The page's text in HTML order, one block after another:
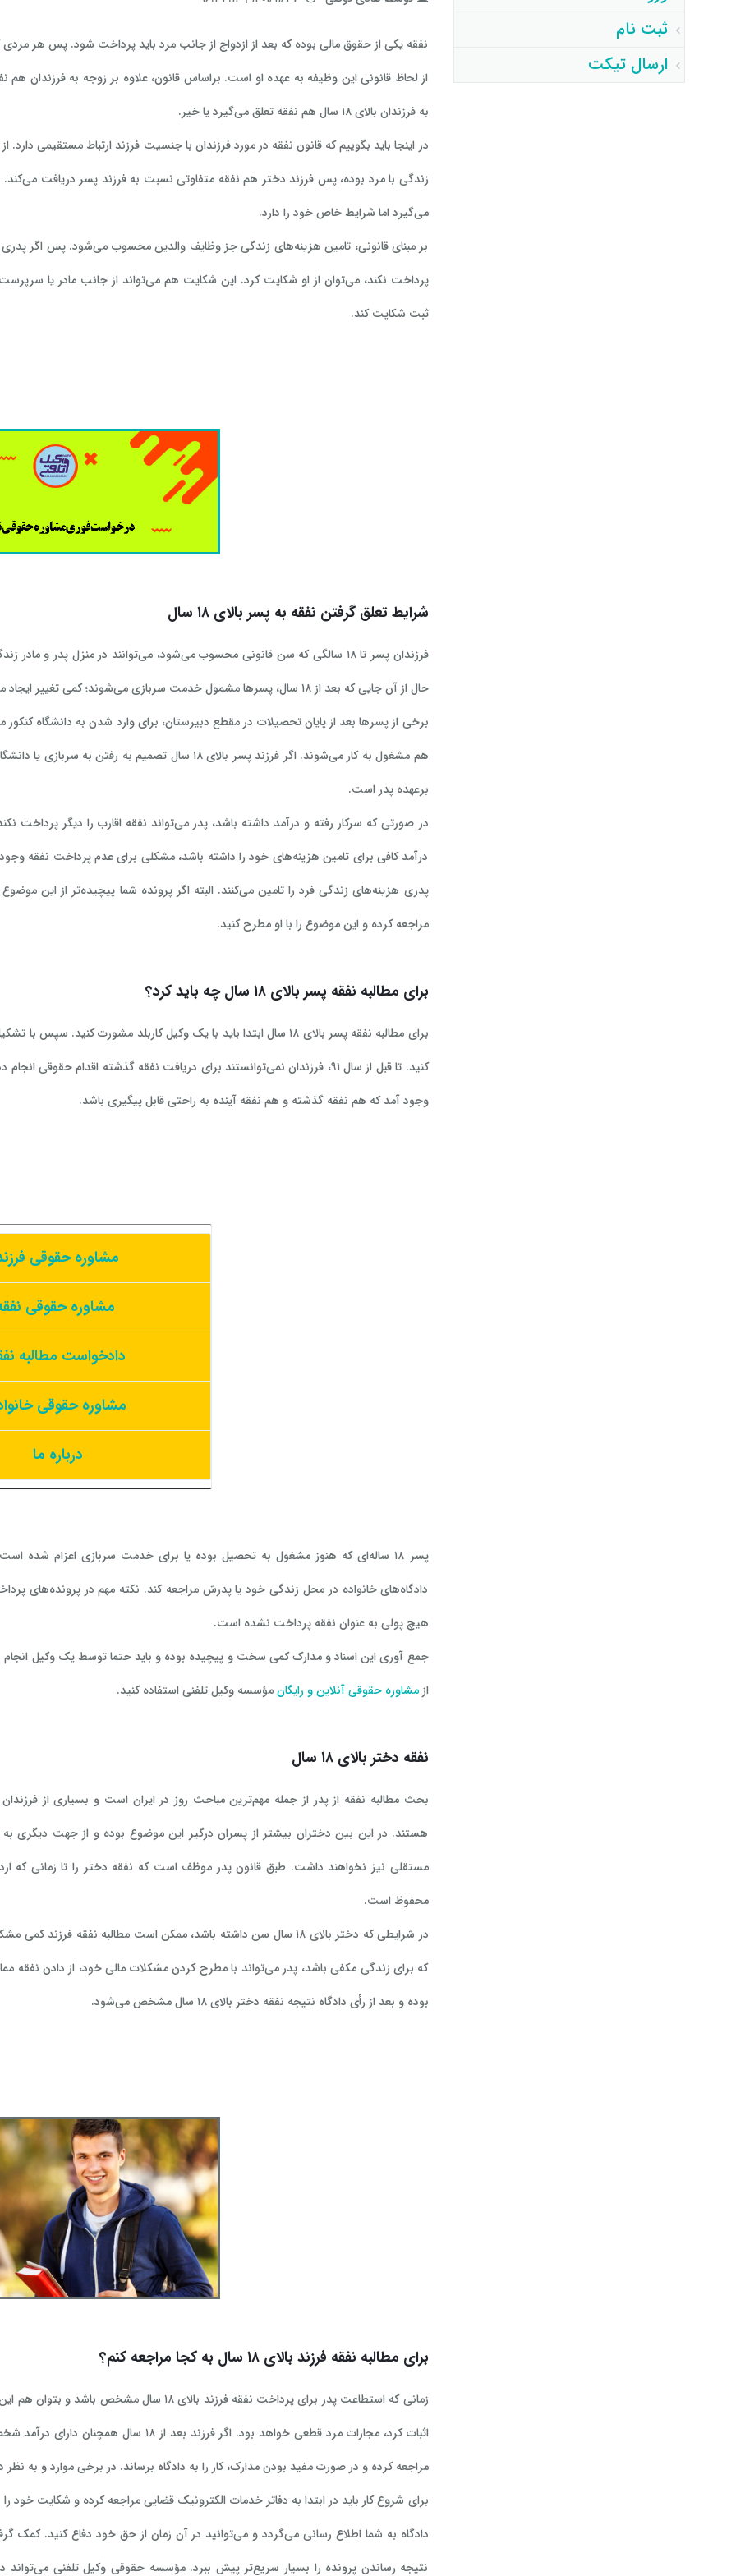
ثبت نام
ارسال تیکت
نفقه یکی از حقوق مالی بوده که بعد از ازدواج از جانب مرد باید پرداخت شود. پس هر مردی
از لحاظ قانونی این وظیفه به عهده او است. براساس قانون، علاوه بر زوجه به فرزندان
به فرزندان بالای ۱۸ سال هم نفقه تعلق می‌گیرد یا خیر.
در اینجا باید بگوییم که قانون نفقه در مورد فرزندان با جنسیت فرزند ارتباط مستقیمی
می‌گیرد اما شرایط خاص خود را دارد.
بر مبنای قانونی، تامین هزینه‌های زندگی جز وظایف والدین محسوب می‌شود. پس اگر پدری
پرداخت نکند، می‌توان از او شکایت کرد. این شکایت هم می‌تواند از جانب مادر یا سرپرست
ثبت شکایت کند.
شرایط تعلق گرفتن نفقه به پسر بالای ۱۸ سال
فرزندان پسر تا ۱۸ سالگی که سن قانونی محسوب می‌شود، می‌توانند در منزل پدر
حال از آن جایی که بعد از ۱۸ سال، پسرها مشمول خدمت سربازی می‌شوند؛ کمی تغییر ایجاد می‌گردد.
برخی از پسرها بعد از پایان تحصیلات در مقطع دبیرستان، برای وارد شدن به دانشگاه
هم مشغول به کار می‌شوند. اگر فرزند پسر بالای ۱۸ سال
برعهده پدر است.
در صورتی که سرکار رفته و درآمد داشته باشد، پدر می‌تواند نفقه اقارب را دیگر پرداخت
درآمد کافی برای تامین هزینه‌های خود را داشته باشد، مشکلی برای عدم پرداخت نفقه
پدری هزینه‌های زندگی فرد را تامین می‌کنند. البته اگر پرونده شما پیچیده‌تر از این موضوع
مراجعه کرده و این موضوع را با او مطرح کنید.
برای مطالبه نفقه پسر بالای ۱۸ سال چه باید کرد؟
برای مطالبه نفقه پسر بالای ۱۸ سال ابتدا باید با یک وکیل کاربلد مشورت
وجود آمد که هم نفقه گذشته و هم نفقه آینده به راحتی قابل پیگیری باشد.
مشاوره حقوقی
مشاوره حقوقی
دادخواست مطالبه
مشاوره حقوقی
درباره ما
پسر ۱۸ ساله‌ای که هنوز مشغول به تحصیل بوده یا برای خدمت سربازی اعزام شده
دادگاه‌های خانواده در محل زندگی خود یا پدرش مراجعه کند. نکته مهم در پرونده‌های
هیچ پولی به عنوان نفقه پرداخت نشده است.
جمع آوری این اسناد و مدارک کمی سخت و پیچیده بوده و باید حتما توسط یک وکیل انجام
ازمشاوره حقوقی آنلاین و رایگانمؤسسه وکیل تلفنی استفاده کنید.
نفقه دختر بالای ۱۸ سال
بحث مطالبه نفقه از پدر از جمله مهم‌ترین مباحث روز در ایران است و بسیاری از
هستند. در این بین دختران بیشتر از پسران درگیر این موضوع بوده و از جهت دیگری به
مستقلی نیز نخواهند داشت. طبق قانون پدر موظف است که نفقه دختر را تا زمانی که
محفوظ است.
در شرایطی که دختر بالای ۱۸ سال سن داشته باشد، ممکن است مطالبه
که برای زندگی مکفی باشد، پدر می‌تواند با مطرح کردن مشکلات مالی خود، از دادن نفقه
بوده و بعد از رأی دادگاه نتیجه نفقه دختر بالای ۱۸ سال مشخص می‌شود.
برای مطالبه نفقه فرزند بالای ۱۸ سال به کجا مراجعه کنم؟
زمانی که استطاعت پدر برای پرداخت نفقه فرزند
مراجعه کرده و در صورت مفید بودن مدارک، کار را به دادگاه برساند. در برخی موارد و به
برای شروع کار باید در ابتدا به دفاتر خدمات الکترونیک قضایی مراجعه کرده و شکایت
دادگاه به شما اطلاع رسانی می‌گردد و می‌توانید در آن زمان از حق خود دفاع کنید. کمک
نتیجه رساندن پرونده را بسیار سریع‌تر پیش ببرد. مؤسسه حقوقی وکیل تلفنی می‌تواند